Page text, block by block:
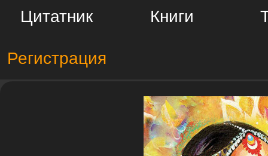
Цитатник Книги
Регистрация